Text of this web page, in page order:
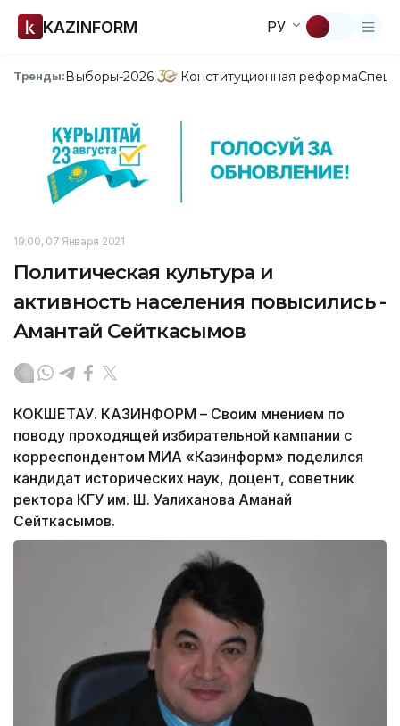
KAZINFORM РУ
Тренды:Выборы-2026 Конституционная реформа
19:00, 07 Января 2021
Политическая культура и
активность населения повысились -
Амантай Сейткасымов
КОКШЕТАУ. КАЗИНФОРМ – Своим мнением по
поводу проходящей избирательной кампании с
корреспондентом МИА «Казинформ» поделился
кандидат исторических наук, доцент, советник
ректора КГУ им. Ш. Уалиханова Аманай
Сейткасымов.